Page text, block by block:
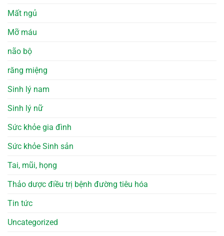
Mất ngủ
Mỡ máu
não bộ
răng miệng
Sinh lý nam
Sinh lý nữ
Sức khỏe gia đình
Sức khỏe Sinh sản
Tai, mũi, họng
Thảo dược điều trị bệnh đường tiêu hóa
Tin tức
Uncategorized